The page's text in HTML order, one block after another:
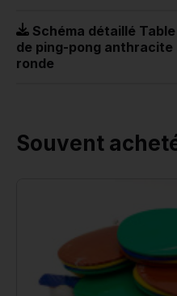
Schéma détaillé Table
de ping-pong anthracite
ronde
Souvent